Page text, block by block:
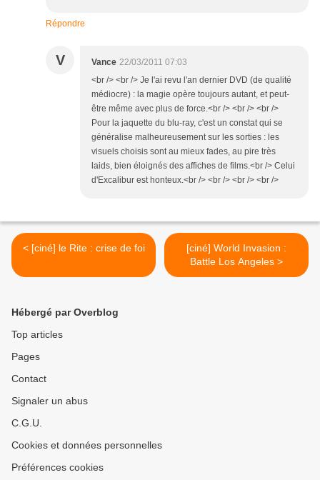
Répondre
V Vance 22/03/2011 07:03
<br /> <br /> Je l'ai revu l'an dernier DVD (de qualité
médiocre) : la magie opère toujours autant, et peut-
être même avec plus de force.<br /> <br /> <br />
Pour la jaquette du blu-ray, c'est un constat qui se
généralise malheureusement sur les sorties : les
visuels choisis sont au mieux fades, au pire très
laids, bien éloignés des affiches de films.<br /> Celui
d'Excalibur est honteux.<br /> <br /> <br /> <br />
< [ciné] le Rite : crise de foi
[ciné] World Invasion :
Battle Los Angeles >
Hébergé par Overblog
Top articles
Pages
Contact
Signaler un abus
C.G.U.
Cookies et données personnelles
Préférences cookies